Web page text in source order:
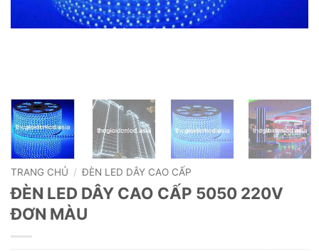
TRANG CHỦ / ĐÈN LED DÂY CAO CẤP
ĐÈN LED DÂY CAO CẤP 5050 220V
ĐƠN MÀU